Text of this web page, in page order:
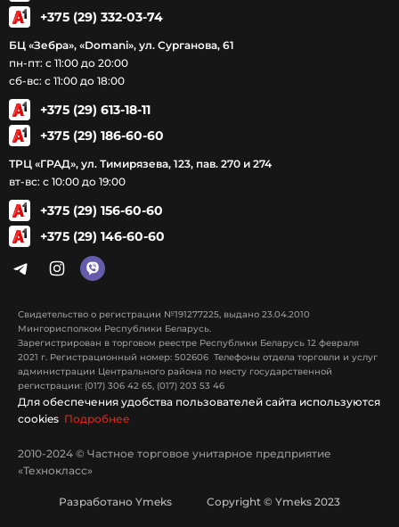
+375 (29) 332-03-74
БЦ «Зебра», «Domani», ул. Сурганова, 61
пн-пт: с 11:00 до 20:00
сб-вс: с 11:00 до 18:00
+375 (29) 613-18-11
+375 (29) 186-60-60
ТРЦ «ГРАД», ул. Тимирязева, 123, пав. 270 и 274
вт-вс: с 10:00 до 19:00
+375 (29) 156-60-60
+375 (29) 146-60-60
Свидетельство о регистрации №191277225, выдано 23.04.2010
Мингорисполком Республики Беларусь.
Зарегистрирован в торговом реестре Республики Беларусь 12 февраля
2021 г. Регистрационный номер: 502606 Телефоны отдела торговли и услуг
администрации Центрального района по месту государственной
регистрации: (017) 306 42 65, (017) 203 53 46
Для обеспечения удобства пользователей сайта используются
cookies Подробнее
2010-2024 © Частное торговое унитарное предприятие
«Технокласс»
Разработано Ymeks Copyright © Ymeks 2023